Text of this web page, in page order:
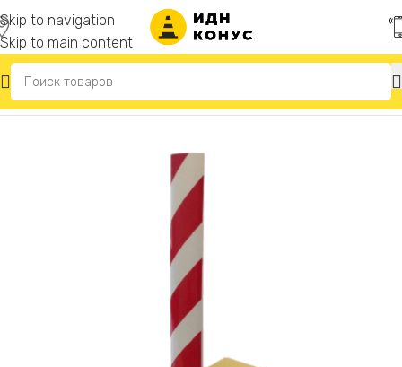
Skip to navigation
Skip to main content
Главная Делиниаторы дорожные